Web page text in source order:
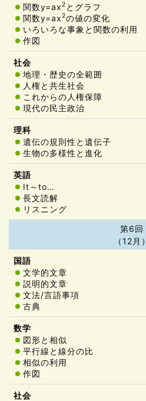
関数y=ax2 とグラフ
関数y=ax2の値の変化
いろいろな事象と関数の利用
作図
地理・歴史の全範囲
人権と共生社会
これからの人権保障
現代の民主政治
遺伝の規則性と遺伝子
生物の多様性と進化
It～to…
長文読解
リスニング
第6回
（12月）
文学的文章
説明的文章
文法/言語事項
古典
図形と相似
平行線と線分の比
相似の利用
作図